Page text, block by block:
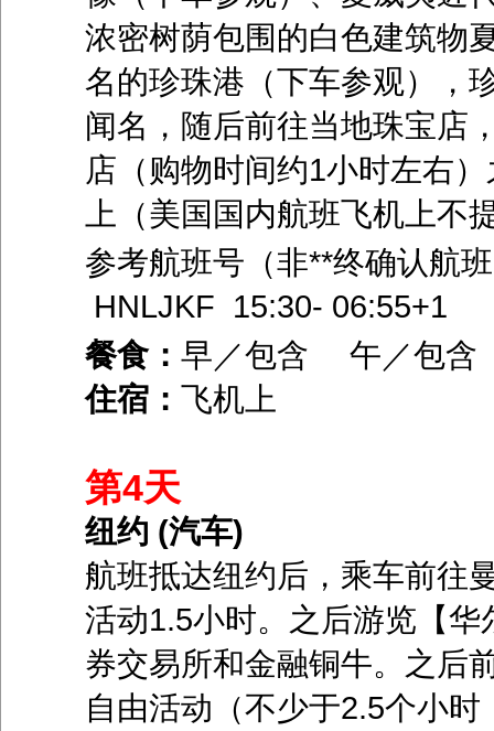
浓密树荫包围的白色建筑物
名的珍珠港（下车参观），
闻名，随后前往当地珠宝店
店（购物时间约1小时左右
上（美国国内航班飞机上不
参考航班号（非**终确认航
HNLJKF 15:30- 06:55+1
餐食： 早／包含 午／包
住宿： 飞机上
第4天
纽约 (汽车)
航班抵达纽约后，乘车前往
活动1.5小时。之后游览【
券交易所和金融铜牛。之后
自由活动（不少于2.5个小